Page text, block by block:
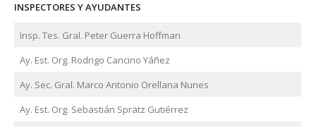
INSPECTORES Y AYUDANTES
Insp. Tes. Gral. Peter Guerra Hoffman
Ay. Est. Org. Rodrigo Cancino Yáñez
Ay. Sec. Gral. Marco Antonio Orellana Nunes
Ay. Est. Org. Sebastián Sprätz Gutiérrez